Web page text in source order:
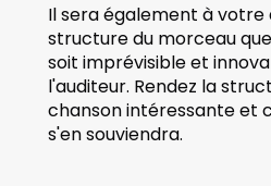
Il sera également à votre
structure du morceau
soit imprévisible et
l'auditeur. Rendez la
chanson intéressante et
s'en souviendra.